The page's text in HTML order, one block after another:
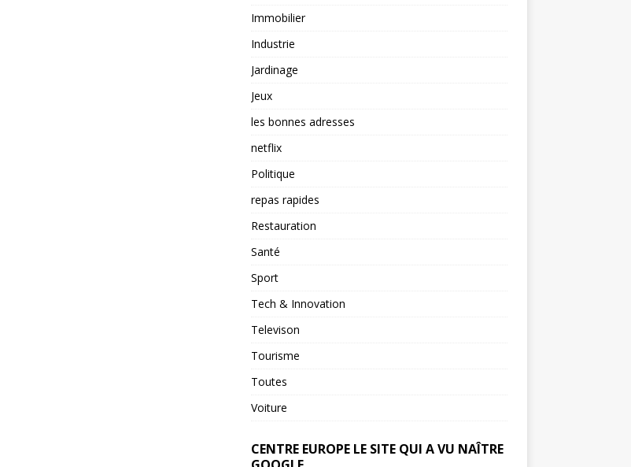
Immobilier
Industrie
Jardinage
Jeux
les bonnes adresses
netflix
Politique
repas rapides
Restauration
Santé
Sport
Tech & Innovation
Televison
Tourisme
Toutes
Voiture
CENTRE EUROPE LE SITE QUI A VU NAÎTRE